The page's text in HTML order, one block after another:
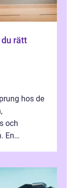
rätt
hos de
och
En